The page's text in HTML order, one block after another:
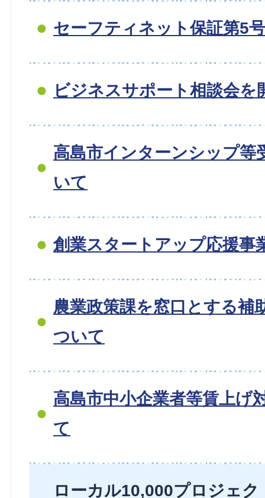
セーフティネット保証第5
ビジネスサポート相談会を
高島市インターンシップ等
いて
創業スタートアップ応援事
農業政策課を窓口とする補
ついて
高島市中小企業者等賃上げ
て
ローカル10,000プロジェク